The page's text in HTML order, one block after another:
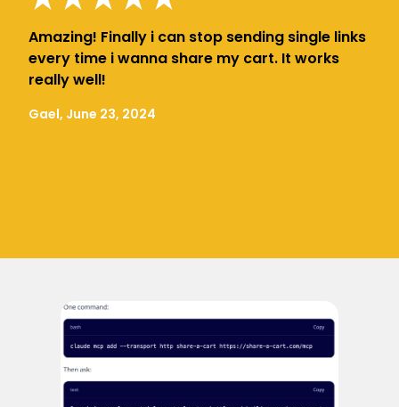
Amazing! Finally i can stop sending single links
every time i wanna share my cart. It works
really well!
Gael, June 23, 2024